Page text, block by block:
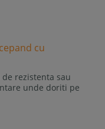
cu
rezistenta sau
unde doriti pe